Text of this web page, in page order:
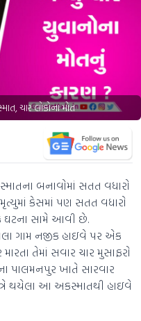
ચાર લોકોના મોત
બનાવોમાં સતત વધારો
કેસમાં પણ સતત વધારો
ઘટના સામે આવી છે.
ગામ નજીક હાઇવે પર એક
તેમાં સવાર ચાર મુસાફરો
પાલમનપુર ખાતે સારવાર
થયેલા આ અકસ્માતથી હાઇવે